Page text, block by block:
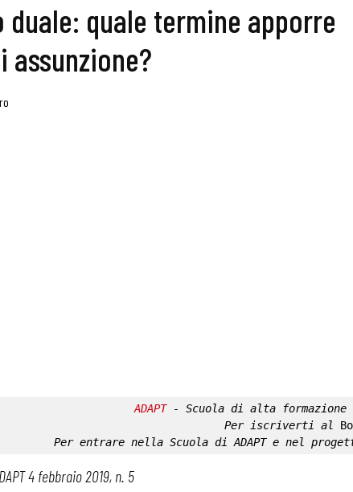
duale: quale termine apporre
ADAPT - Scuola di alta
Per iscriverti al
Per entrare nella Scuola di ADAPT e nel
4 febbraio 2019, n. 5